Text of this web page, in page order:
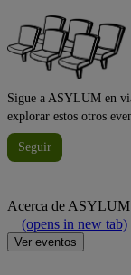
Sigue a ASYLUM en
explorar estos otros
Seguir
Acerca de ASYLUM
(opens in new tab)
Ver eventos